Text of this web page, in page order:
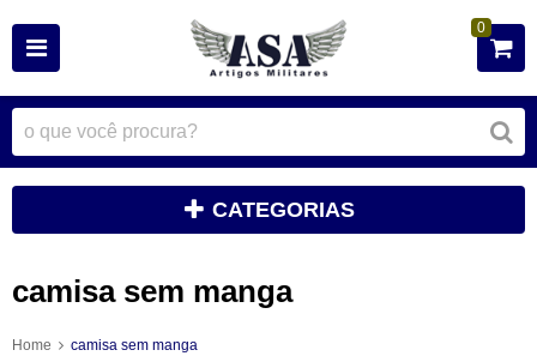
0
CATEGORIAS
camisa sem manga
Home camisa sem manga